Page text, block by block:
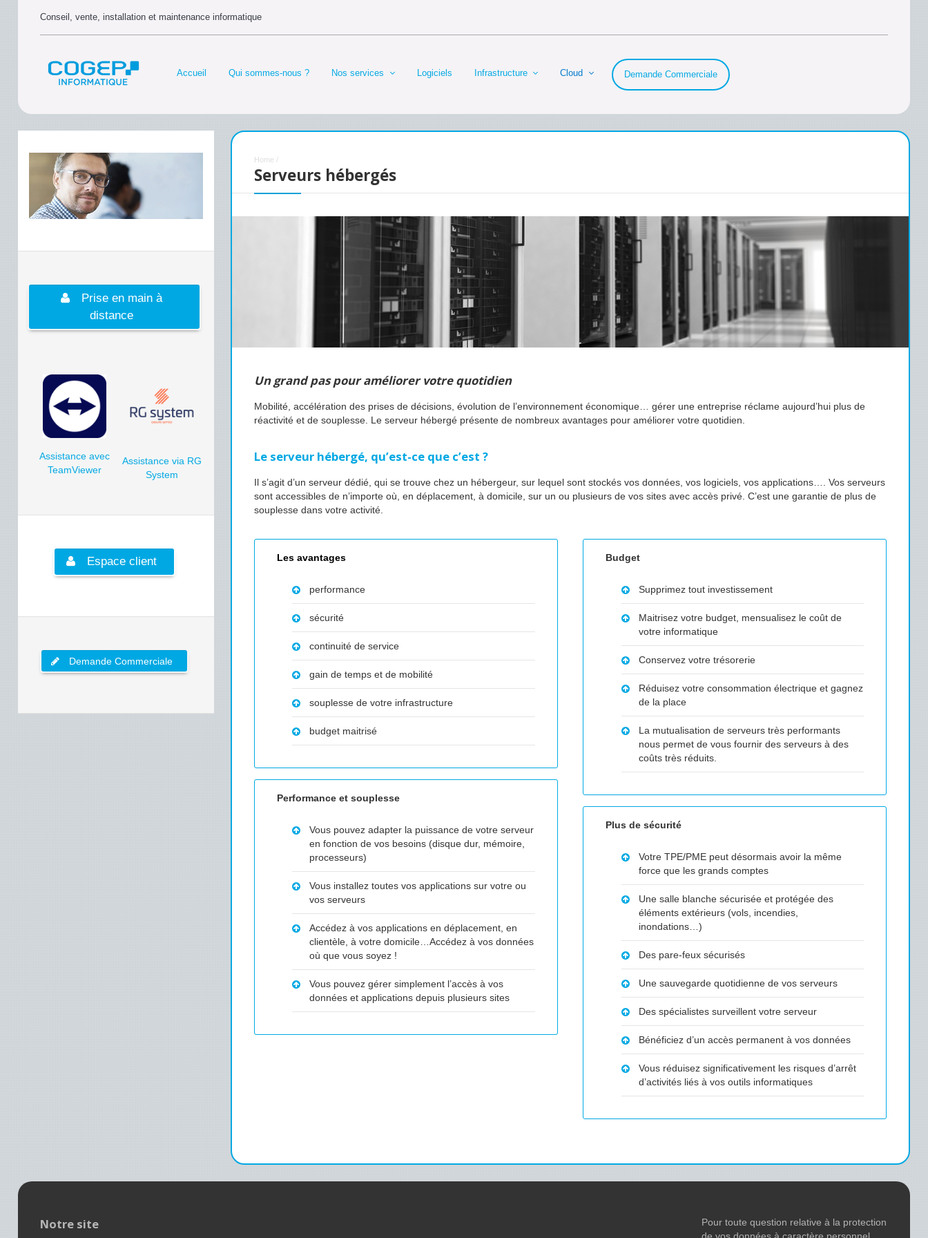
Conseil, vente, installation et maintenance informatique
Accueil Qui sommes-nous ? Nos services Logiciels Infrastructure Cloud Demande Commerciale
Home /
Serveurs hébergés
Un grand pas pour améliorer votre quotidien
Mobilité, accélération des prises de décisions, évolution de l’environnement économique… gérer une entreprise réclame aujourd’hui plus de
réactivité et de souplesse. Le serveur hébergé présente de nombreux avantages pour améliorer votre quotidien.
Le serveur hébergé, qu’est-ce que c’est ?
Il s’agit d’un serveur dédié, qui se trouve chez un hébergeur, sur lequel sont stockés vos données, vos logiciels, vos applications…. Vos serveurs
sont accessibles de n’importe où, en déplacement, à domicile, sur un ou plusieurs de vos sites avec accès privé. C’est une garantie de plus de
souplesse dans votre activité.
Les avantages
performance
sécurité
continuité de service
gain de temps et de mobilité
souplesse de votre infrastructure
budget maitrisé
Performance et souplesse
Vous pouvez adapter la puissance de votre serveur
en fonction de vos besoins (disque dur, mémoire,
processeurs)
Vous installez toutes vos applications sur votre ou
vos serveurs
Accédez à vos applications en déplacement, en
clientèle, à votre domicile…Accédez à vos données
où que vous soyez !
Vous pouvez gérer simplement l’accès à vos
données et applications depuis plusieurs sites
Budget
Supprimez tout investissement
Maitrisez votre budget, mensualisez le coût de
votre informatique
Conservez votre trésorerie
Réduisez votre consommation électrique et gagnez
de la place
La mutualisation de serveurs très performants
nous permet de vous fournir des serveurs à des
coûts très réduits.
Plus de sécurité
Votre TPE/PME peut désormais avoir la même
force que les grands comptes
Une salle blanche sécurisée et protégée des
éléments extérieurs (vols, incendies,
inondations…)
Des pare-feux sécurisés
Une sauvegarde quotidienne de vos serveurs
Des spécialistes surveillent votre serveur
Bénéficiez d’un accès permanent à vos données
Vous réduisez significativement les risques d’arrêt
d’activités liés à vos outils informatiques
Prise en main à
distance
Assistance avec
TeamViewer
Assistance via RG
System
Espace client
Demande Commerciale
Notre site
Pour toute question relative à la protection
de vos données à caractère personnel,